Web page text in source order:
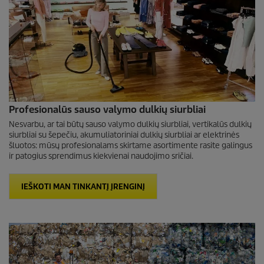
Profesionalūs sauso valymo dulkių siurbliai
Nesvarbu, ar tai būtų sauso valymo dulkių siurbliai, vertikalūs dulkių
siurbliai su šepečiu, akumuliatoriniai dulkių siurbliai ar elektrinės
šluotos: mūsų profesionalams skirtame asortimente rasite galingus
ir patogius sprendimus kiekvienai naudojimo sričiai.
IEŠKOTI MAN TINKANTĮ ĮRENGINĮ